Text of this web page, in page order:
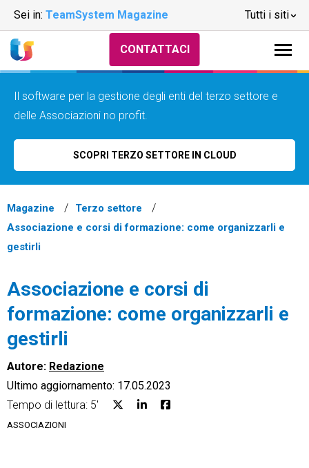
Sei in: TeamSystem Magazine Tutti i siti
Ecommerce
CONTATTACI
Il software per la gestione degli enti del terzo settore e
delle Associazioni no profit.
SCOPRI TERZO SETTORE IN CLOUD
Magazine
Terzo settore
Associazione e corsi di formazione: come organizzarli e
gestirli
Associazione e corsi di
formazione: come organizzarli e
gestirli
Autore: Redazione
Ultimo aggiornamento: 17.05.2023
Tempo di lettura: 5'
ASSOCIAZIONI